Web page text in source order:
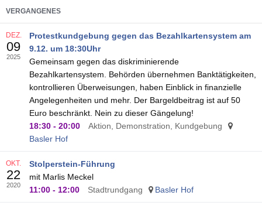
VERGANGENES
Protestkundgebung gegen das Bezahlkartensystem am
9.12. um 18:30Uhr
Gemeinsam gegen das diskriminierende
Bezahlkartensystem. Behörden übernehmen Banktätigkeiten,
kontrollieren Überweisungen, haben Einblick in finanzielle
Angelegenheiten und mehr. Der Bargeldbeitrag ist auf 50
Euro beschränkt. Nein zu dieser Gängelung!
18:30 - 20:00
Aktion, Demonstration, Kundgebung
Basler Hof
DEZ.
09
2025
Stolperstein-Führung
mit Marlis Meckel
11:00 - 12:00 Stadtrundgang Basler Hof
OKT.
22
2020